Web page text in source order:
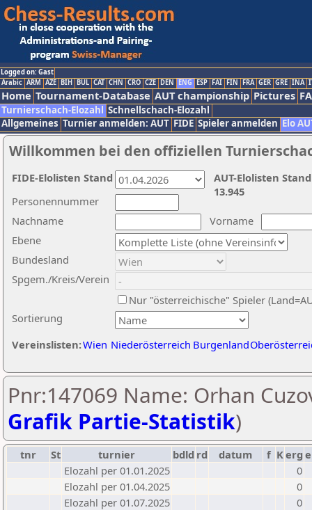
Logged on: Gast
Arabic ARM AZE BIH BUL CAT CHN CRO CZE DEN ENG ESP FAI FIN FRA GER GRE INA
Home Tournament-Database AUT championship Pictures
Turnierschach-Elozahl Schnellschach-Elozahl
Allgemeines Turnier anmelden: AUT FIDE Spieler anmelden Elo
Willkommen bei den offiziellen
Nachname
Vorname
Ebene
Sortierung
Personennummer
Bundesland
Spgem./Kreis/Verein
Nur "österreichische" Spieler
Vereinslisten:Wien Niederösterreich Burgenland
AUT-Elolisten
13.945
FIDE-Elolisten Stand
Pnr:147069 Name: Orhan
Grafik Partie-Statistik)
tnr St turnier bdld rd datum f Kerg
Elozahl per 01.01.2025
0
Elozahl per 01.04.2025
0
Elozahl per 01.07.2025
0